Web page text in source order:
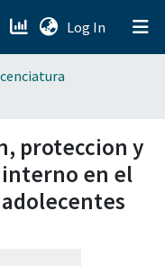
Log In (current)
proteccion y
en el